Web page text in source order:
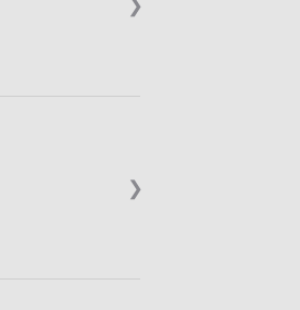
❯
❯